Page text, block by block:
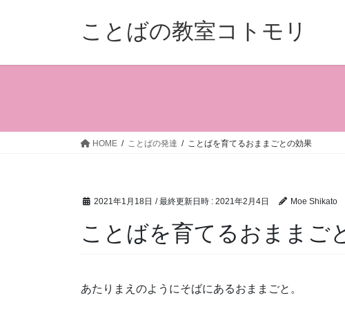
ことばの教室コトモリ
HOME ことばの発達 ことばを育てるおままごとの効果
2021年1月18日 / 最終更新日時 : 2021年2月4日 Moe Shikato
ことばを育てるおままご
あたりまえのようにそばにあるおままごと。